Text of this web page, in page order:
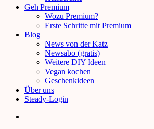
Geh Premium
Wozu Premium?
Erste Schritte mit Premium
Blog
News von der Katz
Newsabo (gratis)
Weitere DIY Ideen
Vegan kochen
Geschenkideen
Über uns
Steady-Login